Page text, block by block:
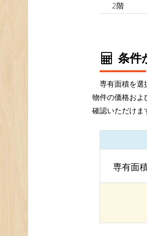
2階
条件
専有面積を選
物件の価格およ
確認いただけま
専有面